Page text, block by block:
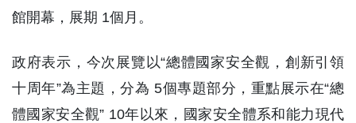
館開幕，展期 1個月。
政府表示，今次展覽以“總體國家安全觀，創新引領
十周年”為主題，分為 5個專題部分，重點展示在“總
體國家安全觀” 10年以來，國家安全體系和能力現代